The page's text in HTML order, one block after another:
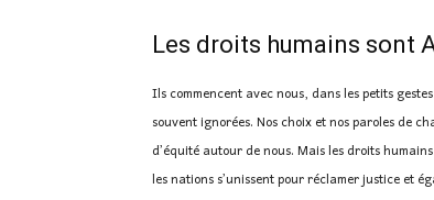
Les droits humains sont
Ils commencent avec nous, dans les petits
souvent ignorées. Nos choix et nos paroles de
d’équité autour de nous. Mais les droits
les nations s’unissent pour réclamer justice et